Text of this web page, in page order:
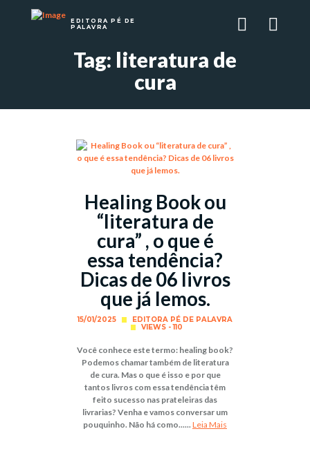
EDITORA PÉ DE
PALAVRA
Tag: literatura de
cura
Healing Book ou
“literatura de
cura” , o que é
essa tendência?
Dicas de 06 livros
que já lemos.
15/01/2025
EDITORA PÉ DE PALAVRA
VIEWS - 110
Você conhece este termo: healing book?
Podemos chamar também de literatura
de cura. Mas o que é isso e por que
tantos livros com essa tendência têm
feito sucesso nas prateleiras das
livrarias? Venha e vamos conversar um
pouquinho. Não há como...... Leia Mais